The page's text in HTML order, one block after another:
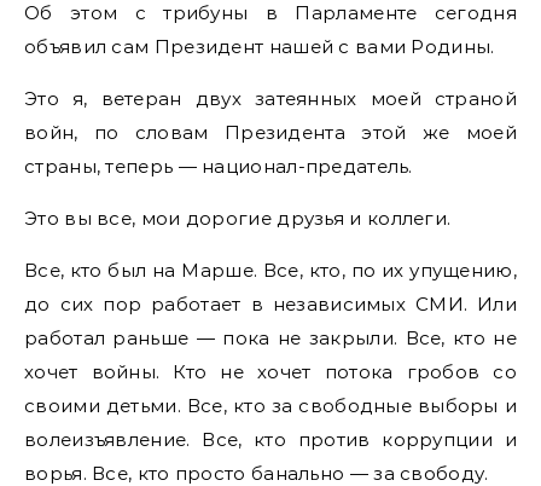
Об этом с трибуны в Парламенте сегодня
объявил сам Президент нашей с вами Родины.
Это я, ветеран двух затеянных моей страной
войн, по словам Президента этой же моей
страны, теперь — национал-предатель.
Это вы все, мои дорогие друзья и коллеги.
Все, кто был на Марше. Все, кто, по их упущению,
до сих пор работает в независимых СМИ. Или
работал раньше — пока не закрыли. Все, кто не
хочет войны. Кто не хочет потока гробов со
своими детьми. Все, кто за свободные выборы и
волеизъявление. Все, кто против коррупции и
ворья. Все, кто просто банально — за свободу.